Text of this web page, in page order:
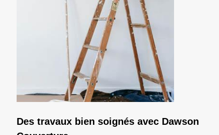
Des travaux bien soignés avec Dawson